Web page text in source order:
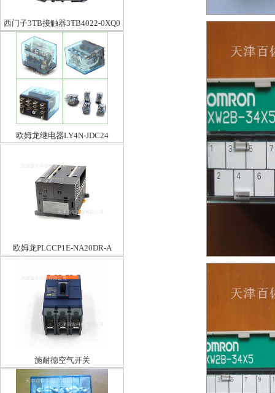
西门子3TB接触器3TB4022-0XQ0
欧姆龙继电器LY4N-JDC24
欧姆龙PLCCP1E-NA20DR-A
施耐德空气开关
EZD100M3025MAN